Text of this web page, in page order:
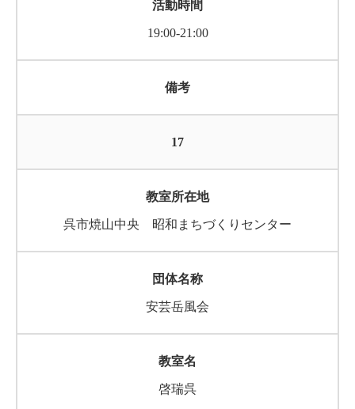
19:00-21:00
17
呉市焼山中央 昭和まちづくりセンター
安芸岳風会
啓瑞呉